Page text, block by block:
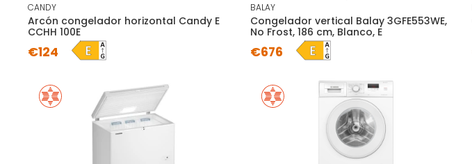
CANDY
Arcón congelador horizontal Candy E
CCHH 100E
€124
BALAY
Congelador vertical Balay 3GFE553WE,
No Frost, 186 cm, Blanco, E
€676